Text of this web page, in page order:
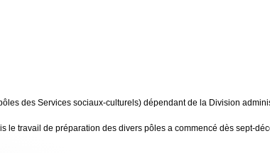
des Services sociaux-culturels) dépendant de la Division
le travail de préparation des divers pôles a commencé dès sept-